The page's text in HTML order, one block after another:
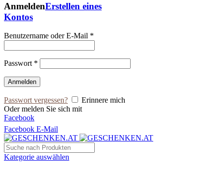
AnmeldenErstellen eines
Kontos
Benutzername oder E-Mail *
Passwort *
Anmelden
Passwort vergessen?
Erinnere mich
Oder melden Sie sich mit
Facebook
Facebook E-Mail
Kategorie auswählen